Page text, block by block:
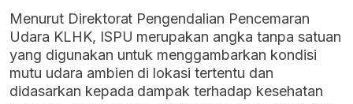
Menurut Direktorat Pengendalian Pencemaran
Udara KLHK, ISPU merupakan angka tanpa satuan
yang digunakan untuk menggambarkan kondisi
mutu udara ambien di lokasi tertentu dan
didasarkan kepada dampak terhadap kesehatan